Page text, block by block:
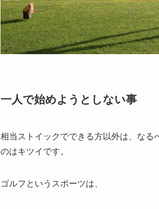
一人で始めようとしない事
相当ストイックでできる方以外は、 なる
のはキツイです。
ゴルフというスポーツは、